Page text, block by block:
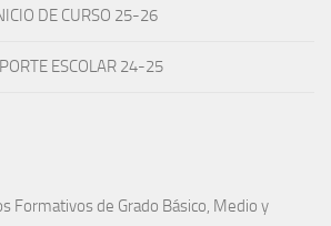
DE CURSO 25-26
ESCOLAR 24-25
Formativos de Grado Básico, Medio y